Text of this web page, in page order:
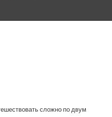
сложно по двум